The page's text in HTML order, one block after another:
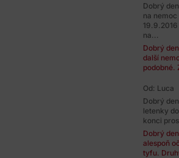
Dobrý
na
na...
Dobrý
další
podobné.
Od: Luca
Dobrý
letenky
konci
Dobrý
alespoň
tyfu.